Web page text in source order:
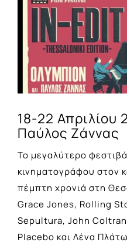
Larger
18-22 Απριλίου
Παύλος Ζάννας
Το μεγαλύτερο
κινηματογράφου στον
πέμπτη χρονιά στη
Grace Jones, Rolling
Sepultura, John
Placebo και Λένα